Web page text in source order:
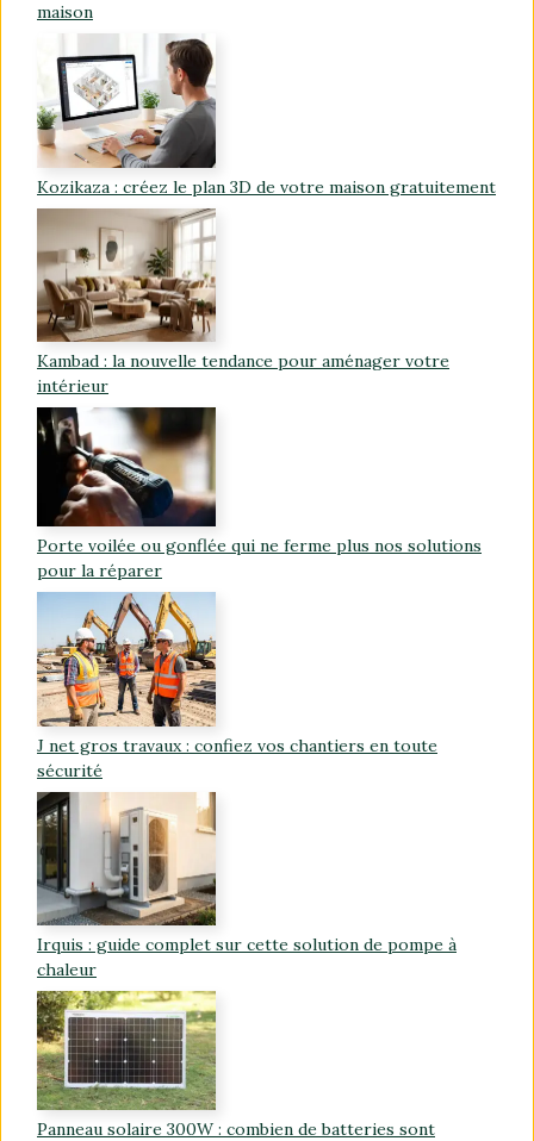
maison
Kozikaza : créez le plan 3D de votre maison gratuitement
Kambad : la nouvelle tendance pour aménager votre
intérieur
Porte voilée ou gonflée qui ne ferme plus nos solutions
pour la réparer
J net gros travaux : confiez vos chantiers en toute
sécurité
Irquis : guide complet sur cette solution de pompe à
chaleur
Panneau solaire 300W : combien de batteries sont